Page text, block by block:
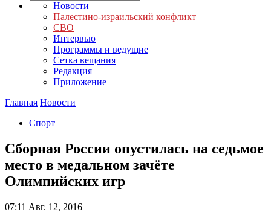
Новости
Палестино-израильский конфликт
СВО
Интервью
Программы и ведущие
Сетка вещания
Редакция
Приложение
Главная Новости
Спорт
Сборная России опустилась на седьмое
место в медальном зачёте
Олимпийских игр
07:11 Авг. 12, 2016